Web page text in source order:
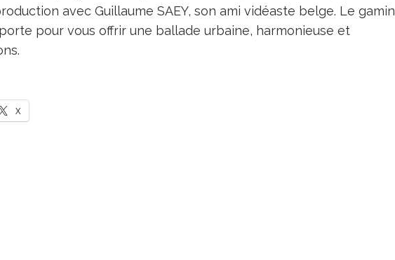
avec Guillaume SAEY, son ami vidéaste belge. Le gamin
pour vous offrir une ballade urbaine, harmonieuse et
X